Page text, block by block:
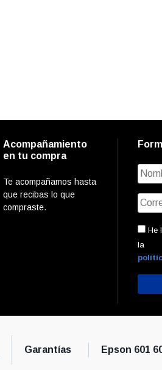
Acompañamiento
en tu compra
Te acompañamos hasta
que recibas lo que
compraste.
He
la
Garantías Epson 601